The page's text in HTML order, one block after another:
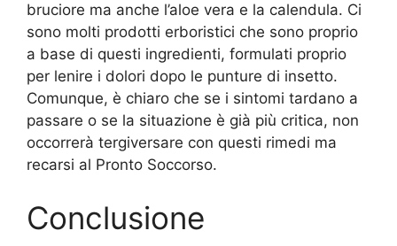
bruciore ma anche l’aloe vera e la calendula. Ci
sono molti prodotti erboristici che sono proprio
a base di questi ingredienti, formulati proprio
per lenire i dolori dopo le punture di insetto.
Comunque, è chiaro che se i sintomi tardano a
passare o se la situazione è già più critica, non
occorrerà tergiversare con questi rimedi ma
recarsi al Pronto Soccorso.
Conclusione